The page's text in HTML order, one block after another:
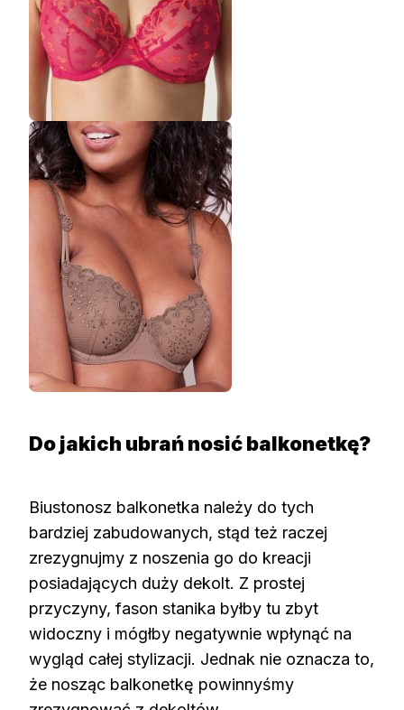
Do jakich ubrań nosić balkonetkę?
Biustonosz balkonetka należy do tych
bardziej zabudowanych, stąd też raczej
zrezygnujmy z noszenia go do kreacji
posiadających duży dekolt. Z prostej
przyczyny, fason stanika byłby tu zbyt
widoczny i mógłby negatywnie wpłynąć na
wygląd całej stylizacji. Jednak nie oznacza to,
że nosząc balkonetkę powinnyśmy